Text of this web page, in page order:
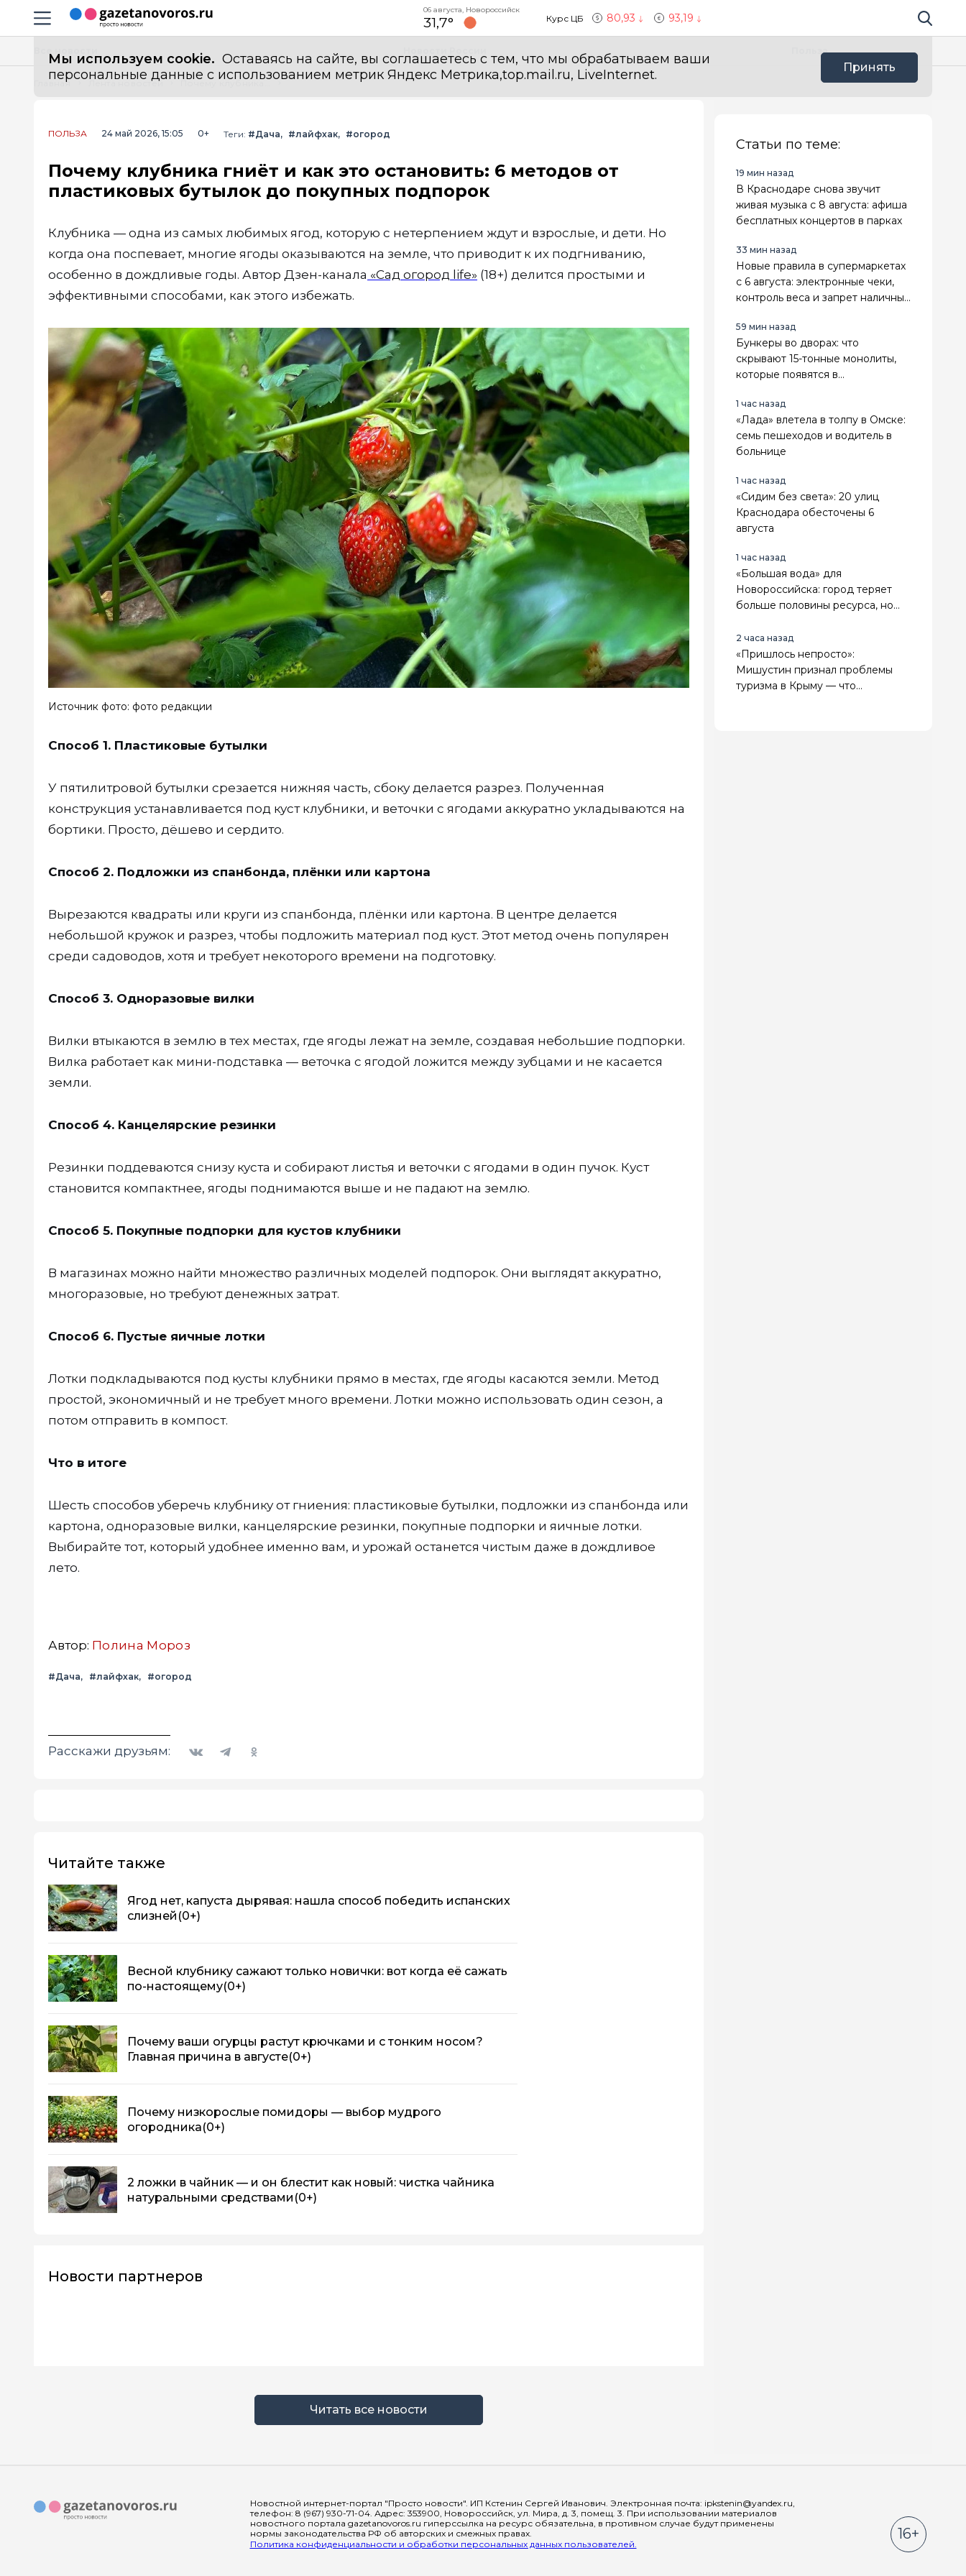
Навигация сайта
06 августа, Новороссийск
31,7° Курс ЦБ 80,93 93,19 Поиск по
Мы используем cookie. Оставаясь на сайте, вы соглашаетесь с тем, что мы обрабатываем ваши
персональные данные с использованием метрик Яндекс Метрика,top.mail.ru, LiveInternet.
Принять
Польза
Главная Лента новостей Почему клубника гниёт и как это остановить: 6 методов от пластиковых бутылок до покупных подпорок
ПОЛЬЗА 24 май 2026, 15:05 0+ Теги: #Дача #лайфхак #огород
Почему клубника гниёт и как это остановить: 6 методов от
пластиковых бутылок до покупных подпорок
Клубника — одна из самых любимых ягод, которую с нетерпением ждут и взрослые, и дети. Но
когда она поспевает, многие ягоды оказываются на земле, что приводит к их подгниванию,
особенно в дождливые годы. Автор Дзен-канала «Сад огород life» (18+) делится простыми и
эффективными способами, как этого избежать.
Источник фото: фото редакции
Способ 1. Пластиковые бутылки
У пятилитровой бутылки срезается нижняя часть, сбоку делается разрез. Полученная
конструкция устанавливается под куст клубники, и веточки с ягодами аккуратно укладываются на
бортики. Просто, дёшево и сердито.
Способ 2. Подложки из спанбонда, плёнки или картона
Вырезаются квадраты или круги из спанбонда, плёнки или картона. В центре делается
небольшой кружок и разрез, чтобы подложить материал под куст. Этот метод очень популярен
среди садоводов, хотя и требует некоторого времени на подготовку.
Способ 3. Одноразовые вилки
Вилки втыкаются в землю в тех местах, где ягоды лежат на земле, создавая небольшие подпорки.
Вилка работает как мини-подставка — веточка с ягодой ложится между зубцами и не касается
земли.
Способ 4. Канцелярские резинки
Резинки поддеваются снизу куста и собирают листья и веточки с ягодами в один пучок. Куст
становится компактнее, ягоды поднимаются выше и не падают на землю.
Способ 5. Покупные подпорки для кустов клубники
В магазинах можно найти множество различных моделей подпорок. Они выглядят аккуратно,
многоразовые, но требуют денежных затрат.
Способ 6. Пустые яичные лотки
Лотки подкладываются под кусты клубники прямо в местах, где ягоды касаются земли. Метод
простой, экономичный и не требует много времени. Лотки можно использовать один сезон, а
потом отправить в компост.
Что в итоге
Шесть способов уберечь клубнику от гниения: пластиковые бутылки, подложки из спанбонда или
картона, одноразовые вилки, канцелярские резинки, покупные подпорки и яичные лотки.
Выбирайте тот, который удобнее именно вам, и урожай останется чистым даже в дождливое
лето.
Автор: Полина Мороз
#Дача #лайфхак #огород
Расскажи друзьям:
Читайте также
Ягод нет, капуста дырявая: нашла способ победить испанских
слизней (0+)
Весной клубнику сажают только новички: вот когда её сажать
по-настоящему(0+)
Почему ваши огурцы растут крючками и с тонким носом?
Главная причина в августе(0+)
Почему низкорослые помидоры — выбор мудрого
огородника(0+)
2 ложки в чайник — и он блестит как новый: чистка чайника
натуральными средствами (0+)
Новости партнеров
Читать все новости
Статьи по теме:
19 мин назад
В Краснодаре снова звучит
живая музыка с 8 августа: афиша
бесплатных концертов в парках
33 мин назад
Новые правила в супермаркетах
с 6 августа: электронные чеки,
контроль веса и запрет наличных
59 мин назад
Бункеры во дворах: что
скрывают 15-тонные монолиты,
которые появятся в
1 час назад
«Лада» влетела в толпу в Омске:
семь пешеходов и водитель в
больнице
1 час назад
«Сидим без света»: 20 улиц
Краснодара обесточены 6
августа
1 час назад
«Большая вода» для
Новороссийска: город теряет
больше половины ресурса, но
кубометров
2 часа назад
«Пришлось непросто»:
Мишустин признал проблемы
туризма в Крыму — что
Новостной интернет-портал "Просто новости". ИП Кстенин Сергей Иванович. Электронная почта: ipkstenin@yandex.ru,
телефон: 8 (967) 930-71-04. Адрес: 353900, Новороссийск, ул. Мира, д. 3, помещ. 3. При использовании материалов
новостного портала gazetanovoros.ru гиперссылка на ресурс обязательна, в противном случае будут применены
нормы законодательства РФ об авторских и смежных правах.
Политика конфиденциальности и обработки персональных данных пользователей.
16+